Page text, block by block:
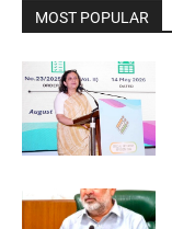
MOST POPULAR